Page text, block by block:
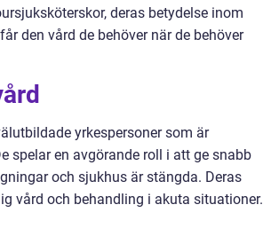
deras betydelse inom
den vård de behöver när de behöver
yrkespersoner som är
spelar en avgörande roll i att ge snabb
och sjukhus är stängda. Deras
vård och behandling i akuta situationer.